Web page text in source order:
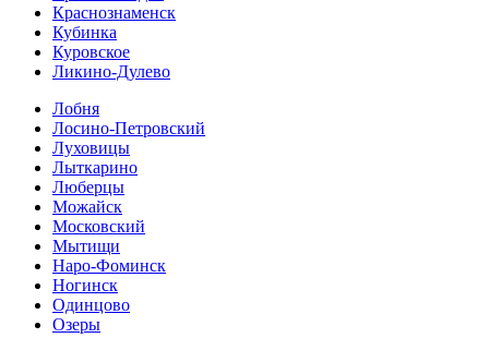
Краснознаменск
Кубинка
Куровское
Ликино-Дулево
Лобня
Лосино-Петровский
Луховицы
Лыткарино
Люберцы
Можайск
Московский
Мытищи
Наро-Фоминск
Ногинск
Одинцово
Озеры